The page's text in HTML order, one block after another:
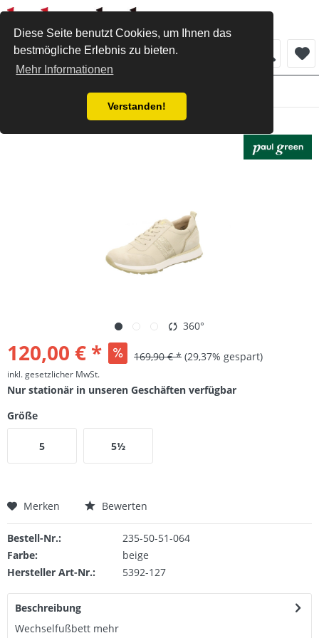
Diese Seite benutzt Cookies, um Ihnen das
bestmögliche Erlebnis zu bieten.
Mehr Informationen
Verstanden!
Menü
Paul Green Sneaker shell biscuit
360°
120,00 € * 169,90 € * (29,37% gespart)
inkl. gesetzlicher MwSt.
Nur stationär in unseren Geschäften verfügbar
Größe
5 5½
Merken Bewerten
Bestell-Nr.:
235-50-51-064
Farbe:
beige
Hersteller Art-Nr.:
5392-127
Beschreibung
Wechselfußbett mehr